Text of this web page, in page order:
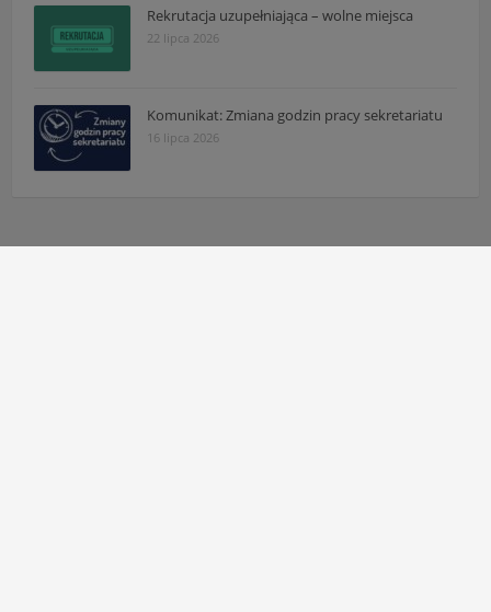
Rekrutacja uzupełniająca – wolne miejsca
22 lipca 2026
Komunikat: Zmiana godzin pracy sekretariatu
16 lipca 2026